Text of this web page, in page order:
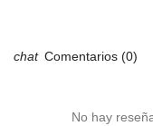
Comentarios (0)
No hay